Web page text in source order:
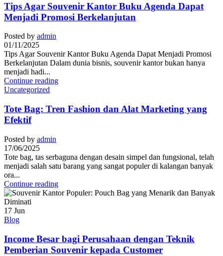
Tips Agar Souvenir Kantor Buku Agenda Dapat
Menjadi Promosi Berkelanjutan
Posted by admin
01/11/2025
Tips Agar Souvenir Kantor Buku Agenda Dapat Menjadi Promosi
Berkelanjutan Dalam dunia bisnis, souvenir kantor bukan hanya
menjadi hadi...
Continue reading
Uncategorized
Tote Bag: Tren Fashion dan Alat Marketing yang
Efektif
Posted by admin
17/06/2025
Tote bag, tas serbaguna dengan desain simpel dan fungsional, telah
menjadi salah satu barang yang sangat populer di kalangan banyak
ora...
Continue reading
17 Jun
Blog
Income Besar bagi Perusahaan dengan Teknik
Pemberian Souvenir kepada Customer